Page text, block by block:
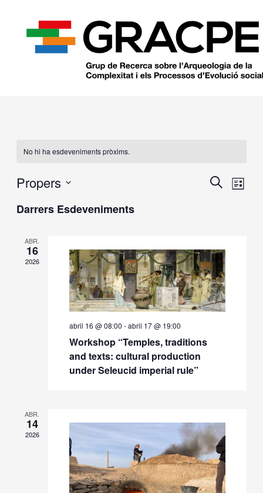
contingut
No hi ha esdeveniments pròxims.
Navegació
CercaLlista
Propers
una
Darrers Esdeveniments
ABR.
16
2026
abril 16 @ 08:00 -abril 17 @ 19:00
Workshop “Temples, traditions
and texts: cultural production
under Seleucid imperial rule”
ABR.
14
2026